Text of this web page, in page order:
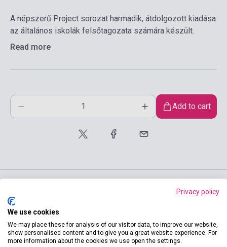
A népszerű Project sorozat harmadik, átdolgozott kiadása
az általános iskolák felsőtagozata számára készült.
Read more
Add to cart
product.attributes
ISBN 9780194367660
Privacy policy
We use cookies
We may place these for analysis of our visitor data, to improve our website,
show personalised content and to give you a great website experience. For
more information about the cookies we use open the settings.